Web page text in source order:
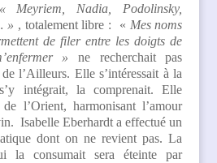
« Meyriem, Nadia, Podolinsky,
» , totalement libre : « Mes noms
de filer entre les doigts de
»ne recherchait pas
l’Ailleurs. Elle s’intéressait à la
intégrait, la comprenait. Elle
l’Orient, harmonisant l’amour
IsabelleEberhardt a effectué un
dont on ne revient pas. La
la consumait sera éteinte par